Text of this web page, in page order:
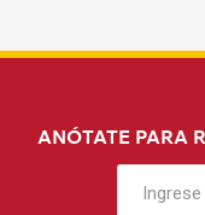
ANÓTATE PARA